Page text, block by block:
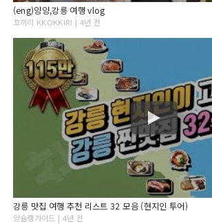
(eng)양양,강릉 여행 vlog
꼬끼리 KKOKKIRI | 4년 전
강릉 맛집 여행 추천 리스트 32 모음 (현지인 투어)
양슐랭가이드 | 4년 전